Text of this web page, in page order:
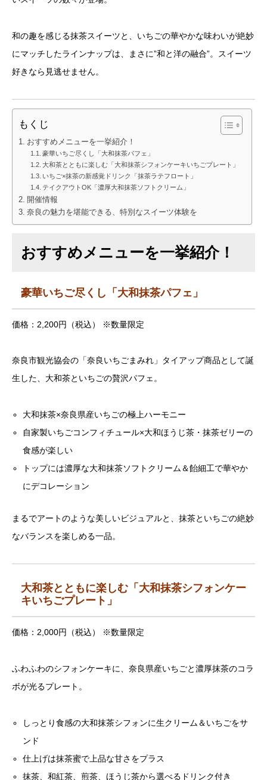
和の趣を感じる抹茶スイーツと、いちごの華やかな味わいが絶妙
にマッチしたラインナップは、まさに”和と洋の融合”。スイーツ
好きなら見逃せません。
もくじ
おすすめメニューを一挙紹介！
豪華いちご尽くし「大和抹茶パフェ」
大和茶とともに楽しむ「大和抹茶シフォンケーキいちごプレート」
いちご×抹茶の新感覚ドリンク「抹茶ラテフロート」
テイクアウトOK「濃厚大和抹茶ソフトクリーム」
開催情報
奈良の魅力を堪能できる、特別なスイーツ体験を
おすすめメニューを一挙紹介！
豪華いちご尽くし「大和抹茶パフェ」
価格：2,200円（税込） ※数量限定
奈良市観光協会の「奈良いちごまみれ」タイアップ商品として誕
生した、大和茶といちごの贅沢パフェ。
大和抹茶×奈良県産いちごの極上ハーモニー
自家製いちごコンフィチュール×大和ほうじ茶・抹茶ゼリーの
食感が楽しい
トップには濃厚な大和抹茶ソフトクリーム＆飴細工で華やか
にデコレーション
まるでアートのような美しいビジュアルと、抹茶といちごの絶妙
なバランスを楽しめる一品。
大和茶とともに楽しむ「大和抹茶シフォンケー
キいちごプレート」
価格：2,000円（税込） ※数量限定
ふわふわのシフォンケーキに、奈良県産いちごと濃厚抹茶のコラ
ボが光るプレート。
しっとり食感の大和抹茶シフォンに生クリーム＆いちごをサ
ンド
仕上げは抹茶蜜で上品な甘さをプラス
抹茶、和紅茶、煎茶、ほうじ茶から選べるドリンク付き